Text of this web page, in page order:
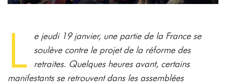
L
e jeudi 19 janvier, une partie de la France se
soulève contre le projet de la réforme des
retraites. Quelques heures avant, certains
manifestants se retrouvent dans les assemblées